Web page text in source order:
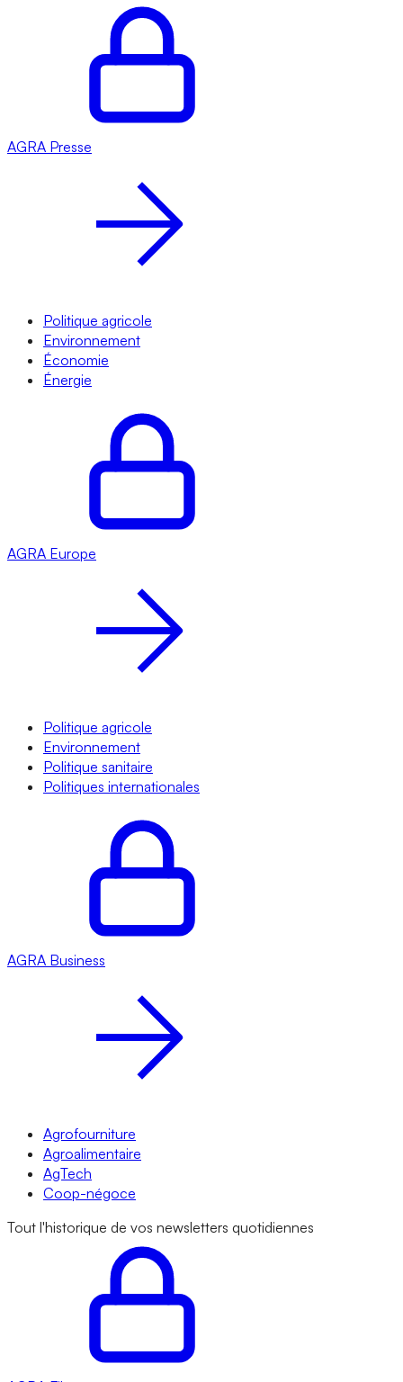
AGRA Presse
Politique agricole
Environnement
Économie
Énergie
AGRA Europe
Politique agricole
Environnement
Politique sanitaire
Politiques internationales
AGRA Business
Agrofourniture
Agroalimentaire
AgTech
Coop-négoce
Tout l'historique de vos newsletters quotidiennes